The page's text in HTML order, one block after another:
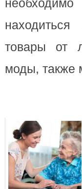
товары от
моды, также